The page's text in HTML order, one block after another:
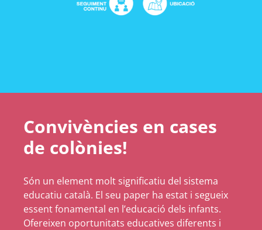
Convivències en cases
de colònies!
Són un element molt significatiu del sistema
educatiu català. El seu paper ha estat i segueix
essent fonamental en l’educació dels infants.
Ofereixen oportunitats educatives diferents i